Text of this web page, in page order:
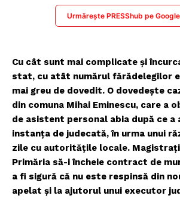
Urmărește PRESShub pe
Cu cât sunt mai complicate și
stat, cu atât numărul fărădelegilor
mai greu de dovedit. O dovedește
din comuna Mihai Eminescu, care a
de asistent personal abia după ce a
instanța de judecată, în urma unui
zile cu autoritățile locale.
Primăria să-i încheie contract de
a fi sigură că nu este respinsă din
apelat și la ajutorul unui executor